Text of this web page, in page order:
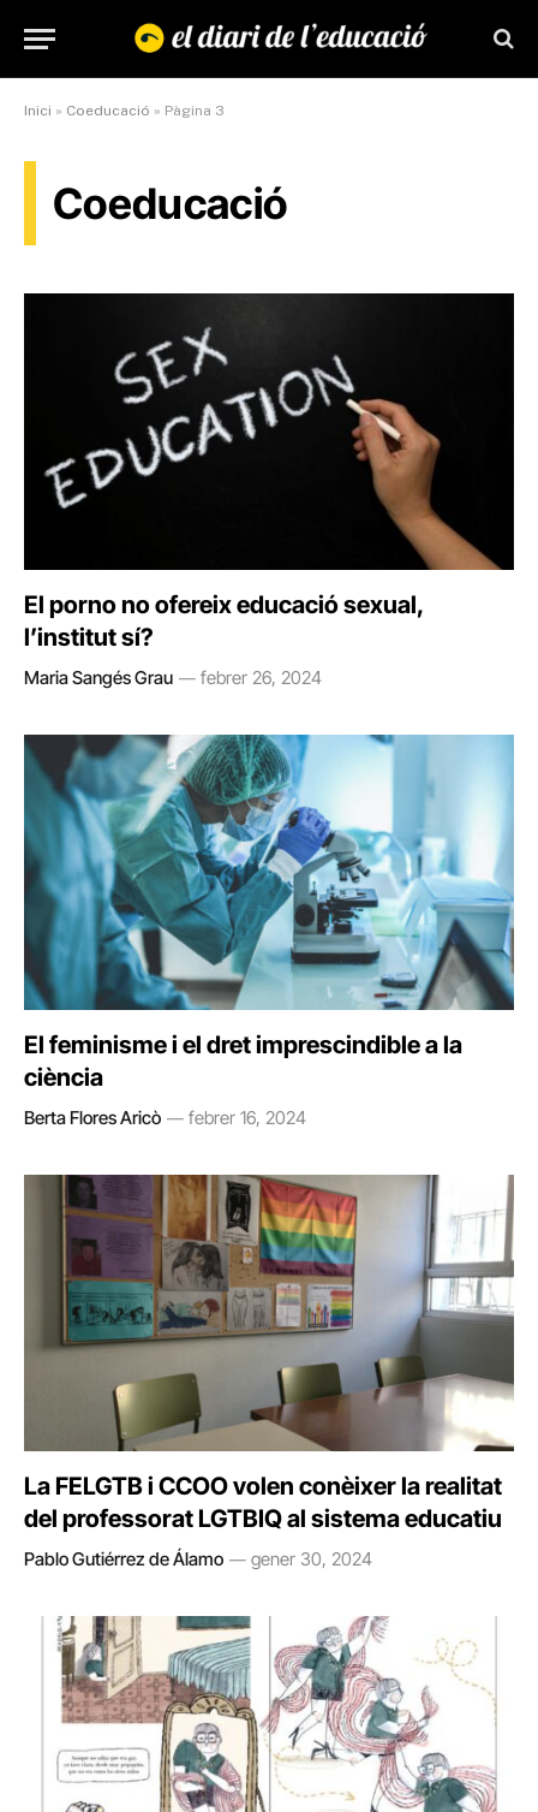
Inici » Coeducació » Pàgina 3
Coeducació
El porno no ofereix educació sexual,
l’institut sí?
Maria Sangés Grau febrer 26, 2024
El feminisme i el dret imprescindible a la
ciència
Berta Flores Aricò febrer 16, 2024
La FELGTB i CCOO volen conèixer la realitat
del professorat LGTBIQ al sistema educatiu
Pablo Gutiérrez de Álamo gener 30, 2024